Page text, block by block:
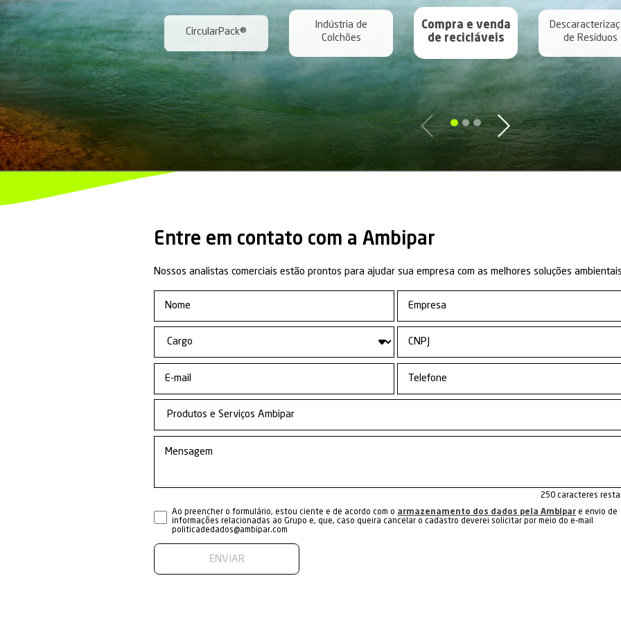
ndicadores :
Volume processado (2023): 8.100 ton;
Volume estimado (2024): 9.000 ton;
Capacidade instalada
: 80.000 ton;
Realizamos mensalmente : +900 coletas;
Monitoramos anualmente : +440 licenças;
Controlamos mensalmente
: +210 CDF’s.
CETESB (Secretaria Estadual de Meio Ambiente)
bsi(British Standard Internacional): ISO 14001:2015 e ISO
Conheça abaixo os demais
deManufatura Reversa